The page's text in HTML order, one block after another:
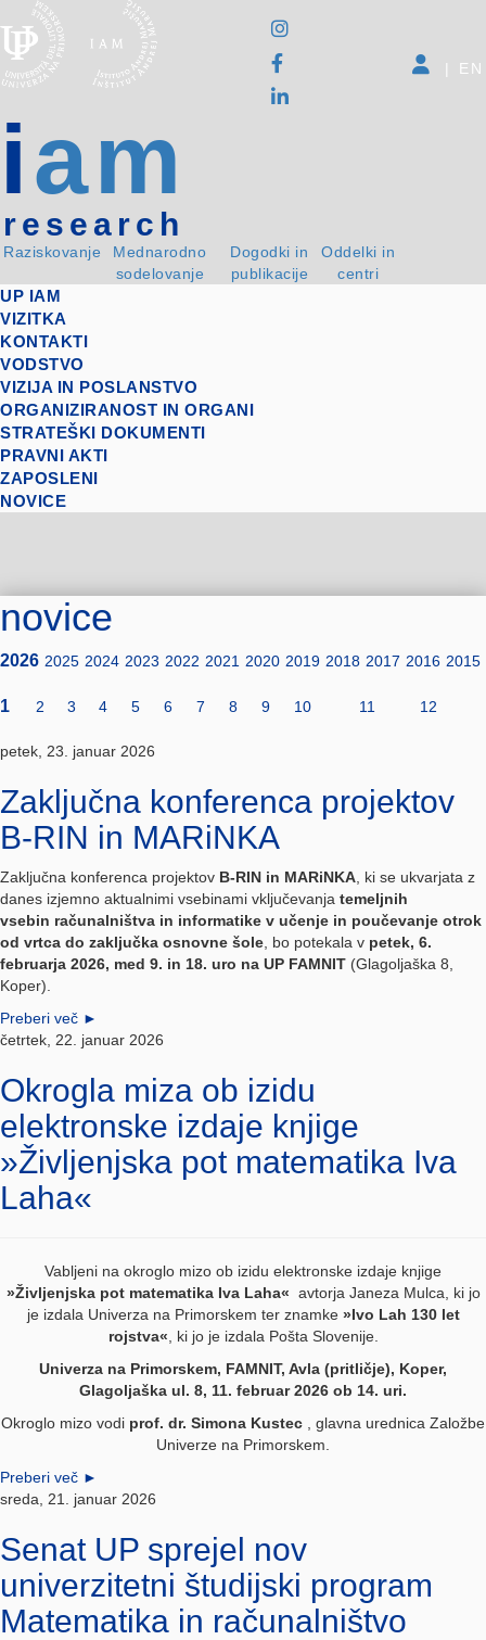
iam
research
Raziskovanje
Mednarodno
sodelovanje
Dogodki in
publikacije
Oddelki in
centri
| EN
UP IAM
VIZITKA
KONTAKTI
VODSTVO
VIZIJA IN POSLANSTVO
ORGANIZIRANOST IN ORGANI
STRATEŠKI DOKUMENTI
PRAVNI AKTI
ZAPOSLENI
NOVICE
novice
2026 2025 2024 2023 2022 2021 2020 2019 2018 2017 2016 2015
1 2 3 4 5 6 7 8 9 10 11 12
petek, 23. januar 2026
Zaključna konferenca projektov
B-RIN in MARiNKA
Zaključna konferenca projektov B-RIN in MARiNKA , ki se ukvarjata z
danes izjemno aktualnimi vsebinami vključevanja temeljnih
vsebin računalništva in informatike v učenje in poučevanje otrok
od vrtca do zaključka osnovne šole , bo potekala v petek, 6.
februarja 2026, med 9. in 18. uro na UP FAMNIT (Glagoljaška 8,
Koper).
Preberi več ►
četrtek, 22. januar 2026
Okrogla miza ob izidu
elektronske izdaje knjige
»Življenjska pot matematika Iva
Laha«
Vabljeni na okroglo mizo ob izidu elektronske izdaje knjige
»Življenjska pot matematika Iva Laha« avtorja Janeza Mulca, ki jo
je izdala Univerza na Primorskem ter znamke »Ivo Lah 130 let
rojstva« , ki jo je izdala Pošta Slovenije.
Univerza na Primorskem, FAMNIT, Avla (pritličje), Koper,
Glagoljaška ul. 8, 11. februar 2026 ob 14. uri.
Okroglo mizo vodi prof. dr. Simona Kustec
, glavna urednica Založbe
Univerze na Primorskem.
Preberi več ►
sreda, 21. januar 2026
Senat UP sprejel nov
univerzitetni študijski program
Matematika in računalništvo